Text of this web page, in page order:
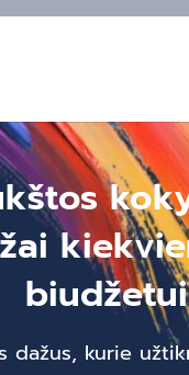
biudžetui
dažus, kurie